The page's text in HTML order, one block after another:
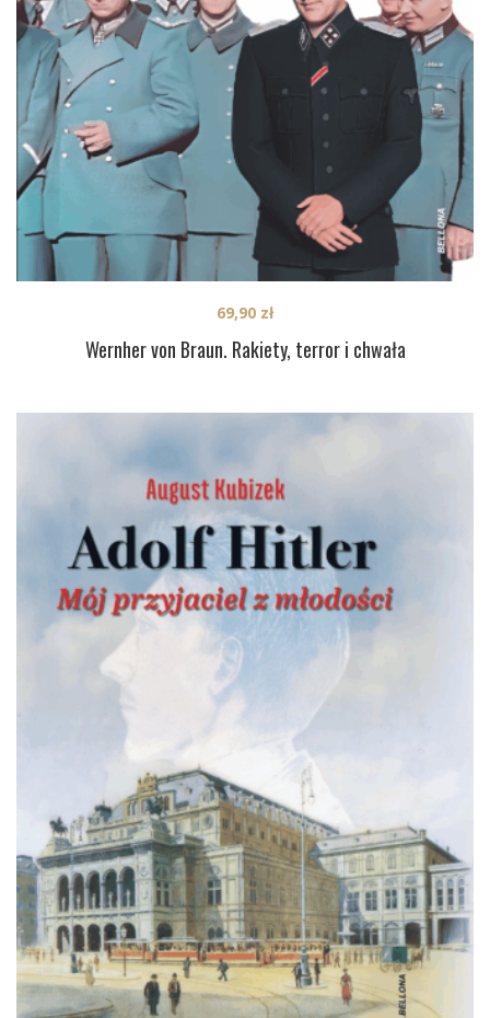
Wernher von Braun. Rakiety, terror i chwała
69,90 zł